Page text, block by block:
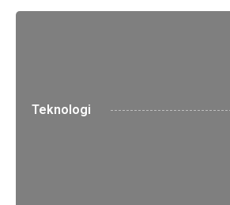
Teknologi